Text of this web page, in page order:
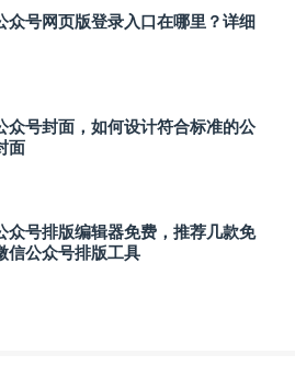
众号网页版登录入口在哪里？详细
众号封面，如何设计符合标准的公
面
众号排版编辑器免费，推荐几款免
信公众号排版工具